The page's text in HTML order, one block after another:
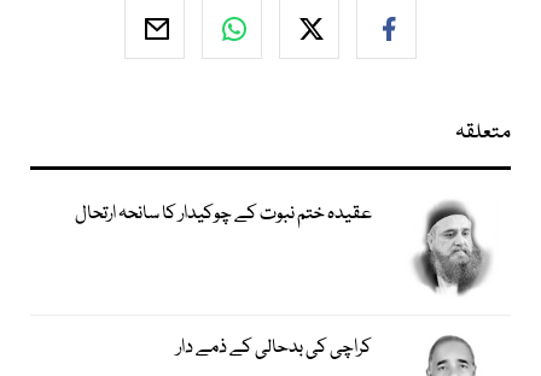
متعلقہ
عقیدہ ختم نبوت کے چوکیدار کا سانحہ ارتحال
کراچی کی بدحالی کے ذمے دار